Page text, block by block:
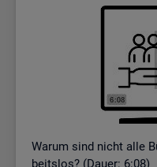
Warum sind nicht alle
beits­los? (Dauer: 6:08)